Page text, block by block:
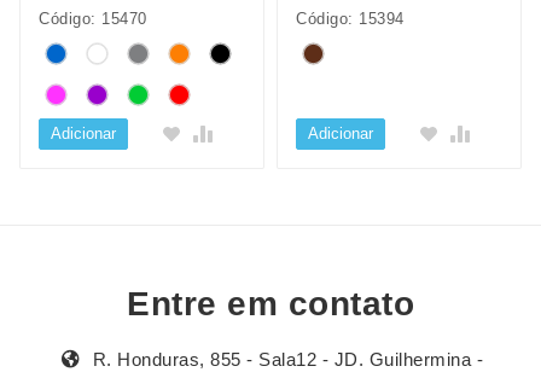
Código: 15470
Adicionar
Código: 15394
Adicionar
Entre em contato
R. Honduras, 855 - Sala12 - JD. Guilhermina -